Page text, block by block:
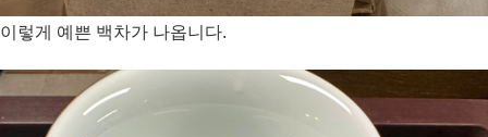
이렇게 예쁜 백차가 나옵니다.